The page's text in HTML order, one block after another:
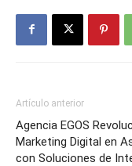
Artículo anterior
Agencia EGOS
Marketing Digital en
con Soluciones de